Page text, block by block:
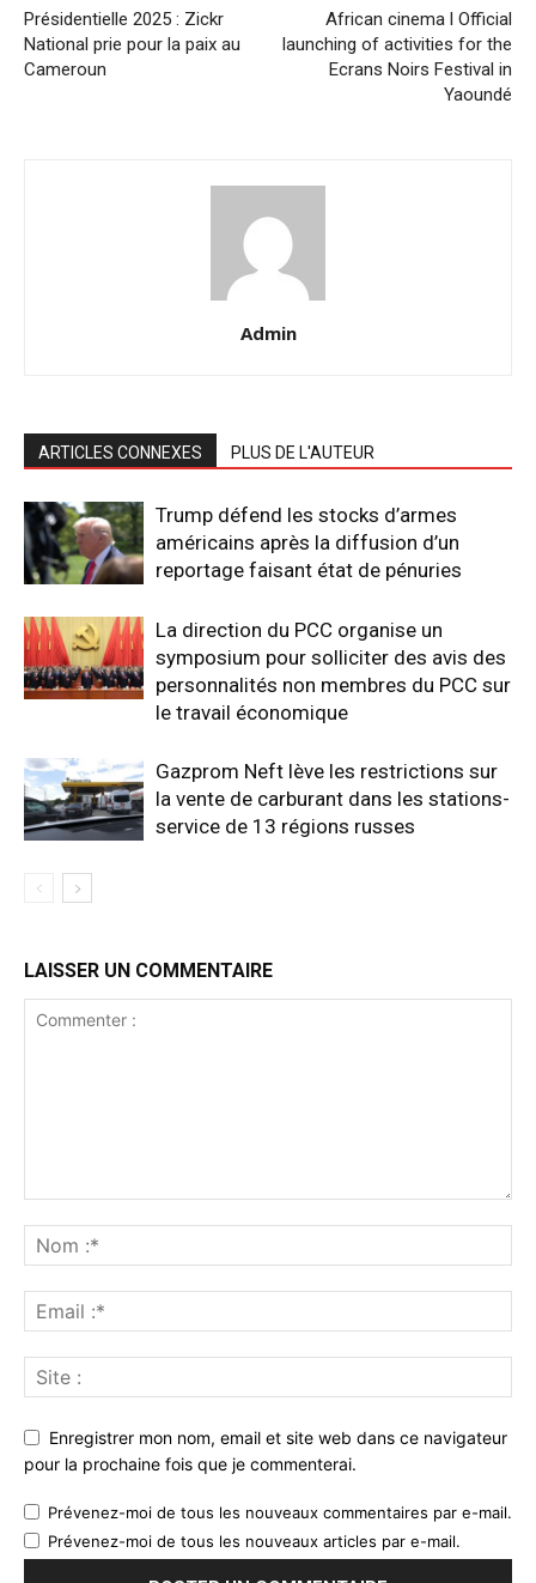
Présidentielle 2025 : Zickr
National prie pour la paix au
Cameroun
African cinema l Official
launching of activities for the
Ecrans Noirs Festival in
Yaoundé
Admin
ARTICLES CONNEXES PLUS DE L'AUTEUR
Trump défend les stocks d’armes
américains après la diffusion d’un
reportage faisant état de pénuries
La direction du PCC organise un
symposium pour solliciter des avis des
personnalités non membres du PCC sur
le travail économique
Gazprom Neft lève les restrictions sur
la vente de carburant dans les stations-
service de 13 régions russes
LAISSER UN COMMENTAIRE
Enregistrer mon nom, email et site web dans ce navigateur
pour la prochaine fois que je commenterai.
Prévenez-moi de tous les nouveaux commentaires par e-mail.
Prévenez-moi de tous les nouveaux articles par e-mail.